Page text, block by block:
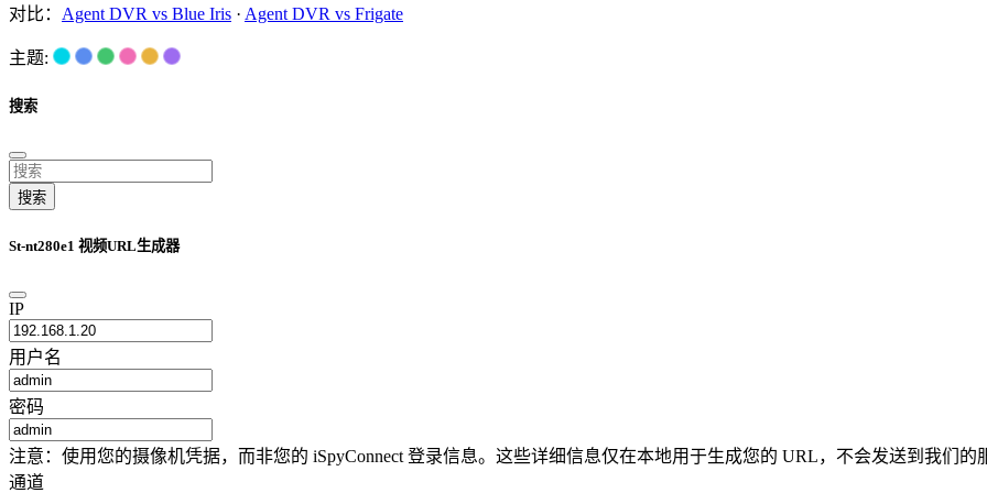
对比： Agent DVR vs Blue Iris · Agent DVR vs Frigate
主题:
搜索
搜索
St-nt280e1 视频URL生成器
IP
用户名
密码
注意：使用您的摄像机凭据，而非您的 iSpyConnect 登录信息。这些详细信息仅在本地用于生成您的 URL，不会发送到我们的
通道